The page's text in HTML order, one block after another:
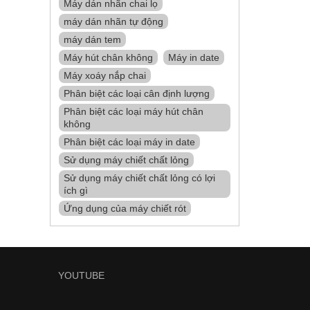
Máy dán nhãn chai lọ
máy dán nhãn tự động
máy dán tem
Máy hút chân không
Máy in date
Máy xoáy nắp chai
Phân biệt các loại cân định lượng
Phân biệt các loại máy hút chân
không
Phân biệt các loại máy in date
Sử dụng máy chiết chất lỏng
Sử dụng máy chiết chất lỏng có lợi
ích gì
Ứng dụng của máy chiết rót
YOUTUBE